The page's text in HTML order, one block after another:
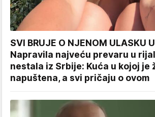
SVI BRUJE O NJENOM ULASKU
Napravila najveću prevaru u
nestala iz Srbije: Kuća u kojoj je
napuštena, a svi pričaju o ovom